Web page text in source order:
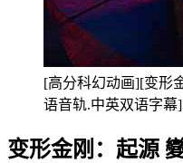
[高分科幻动画][变形
语音轨.中英双语字幕
变形金刚：起源